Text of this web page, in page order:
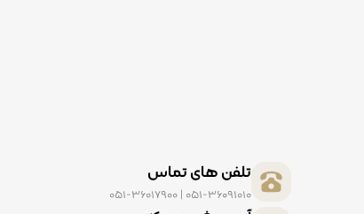
تلفن های تماس
051-36091010 | 051-36017900